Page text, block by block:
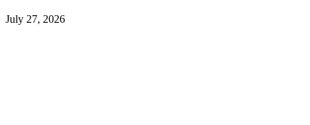
July 27, 2026